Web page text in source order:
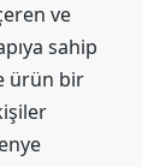
ve
sahip
ürün bir